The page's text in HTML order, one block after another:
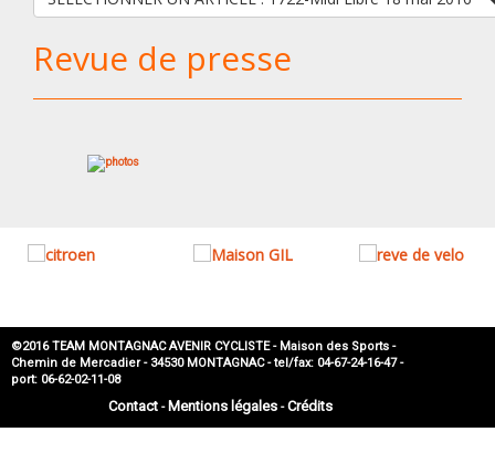
Revue de presse
©2016 TEAM MONTAGNAC AVENIR CYCLISTE - Maison des Sports -
Chemin de Mercadier - 34530 MONTAGNAC - tel/fax: 04-67-24-16-47 -
port: 06-62-02-11-08
Contact- Mentions légales-Crédits